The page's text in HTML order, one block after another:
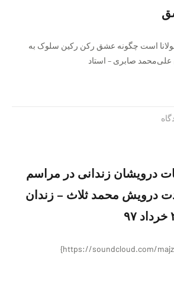
است چگونه عشق رکن رکین سلوک به
صابری – استاد
درویشان زندانی در مراسم
درویش محمد ثلاث – زندان